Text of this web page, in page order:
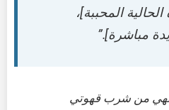
المحببة]،
مباشرة].”
من شرب قهوتي